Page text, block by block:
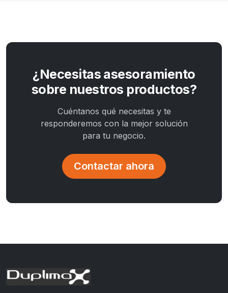
¿Necesitas asesoramiento
sobre nuestros productos?
Cuéntanos qué necesitas y te
responderemos con la mejor solución
para tu negocio.
Contactar ahora